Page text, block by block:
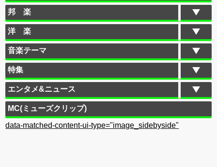
邦 楽
洋 楽
音楽テーマ
特集
エンタメ&ニュース
MC(ミューズクリップ)
data-matched-content-ui-type="image_sidebyside"